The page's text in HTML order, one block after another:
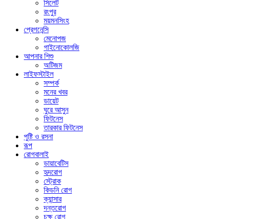
সিলেট
রংপুর
ময়মনসিংহ
প্রেগনেন্সি
মেনোপজ
গাইনোকোলজি
আপনার শিশু
অটিজম
লাইফস্টাইল
সম্পর্ক
মনের খবর
ডায়েট
ঘুরে আসুন
ফিটনেস
তারকার ফিটনেস
পুষ্টি ও রসনা
রূপ
রোগবালাই
ডায়াবেটিস
হৃদরোগ
স্ট্রোক
কিডনি রোগ
ক্যান্সার
দন্তরোগ
চক্ষু রোগ